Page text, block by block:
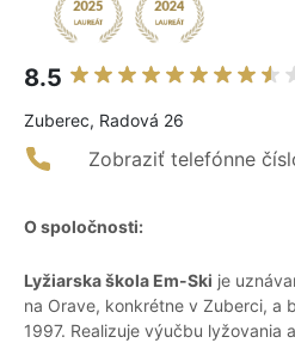
8.5
Zuberec, Radová 26
Zobraziť telefónne
O spoločnosti:
Lyžiarska škola Em-Ski je
na Orave, konkrétne v Zuberci, a
1997. Realizuje výučbu lyžovania